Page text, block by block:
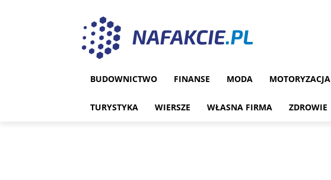
BUDOWNICTWO FINANSE MODA MOTORYZACJA
TURYSTYKA WIERSZE WŁASNA FIRMA ZDROWIE